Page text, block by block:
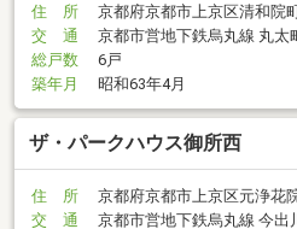
住 所
京都府京都市上京区清和院
交 通
京都市営地下鉄烏丸線 丸太
総戸数
6戸
築年月
昭和63年4月
ザ・パークハウス御所西
住 所
京都府京都市上京区元浄花
交 通
京都市営地下鉄烏丸線 今出